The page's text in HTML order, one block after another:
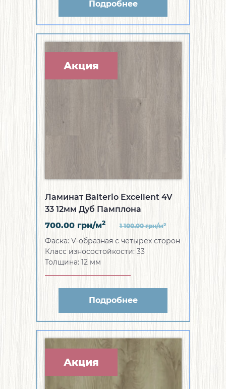
Подробнее
Акция
Ламинат Balterio Excellent 4V
33 12мм Дуб Памплона
700.00 грн/м2 1 100.00грн/м2
Фаска: V-образная с четырех сторон
Класс износостойкости: 33
Толщина: 12 мм
Подробнее
Акция